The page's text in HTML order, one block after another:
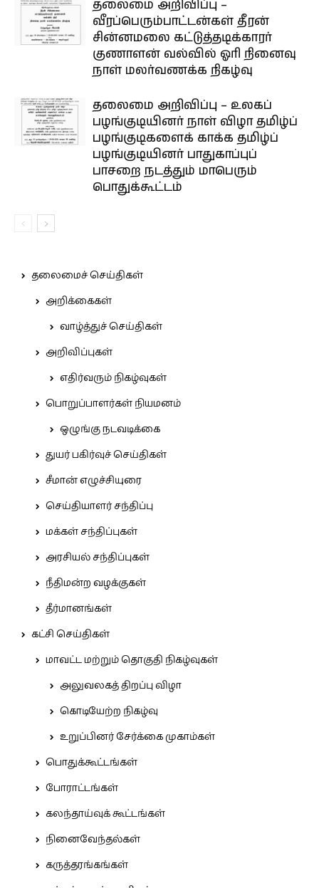
தலைமை அறிவிப்பு –
வீரப்பெரும்பாட்டன்கள் தீரன்
சின்னமலை கட்டுத்தடிக்காரர்
குணாளன் வல்வில் ஓரி நினைவு
நாள் மலர்வணக்க நிகழ்வு
தலைமை அறிவிப்பு – உலகப்
பழங்குடியினர் நாள் விழா தமிழ்ப்
பழங்குடிகளைக் காக்க தமிழ்ப்
பழங்குடியினர் பாதுகாப்புப்
பாசறை நடத்தும் மாபெரும்
பொதுக்கூட்டம்
தலைமைச் செய்திகள்
அறிக்கைகள்
வாழ்த்துச் செய்திகள்
அறிவிப்புகள்
எதிர்வரும் நிகழ்வுகள்
பொறுப்பாளர்கள் நியமனம்
ஒழுங்கு நடவடிக்கை
துயர் பகிர்வுச் செய்திகள்
சீமான் எழுச்சியுரை
செய்தியாளர் சந்திப்பு
மக்கள் சந்திப்புகள்
அரசியல் சந்திப்புகள்
நீதிமன்ற வழக்குகள்
தீர்மானங்கள்
கட்சி செய்திகள்
மாவட்ட மற்றும் தொகுதி நிகழ்வுகள்
அலுவலகத் திறப்பு விழா
கொடியேற்ற நிகழ்வு
உறுப்பினர் சேர்க்கை முகாம்கள்
பொதுக்கூட்டங்கள்
போராட்டங்கள்
கலந்தாய்வுக் கூட்டங்கள்
நினைவேந்தல்கள்
கருத்தரங்கங்கள்